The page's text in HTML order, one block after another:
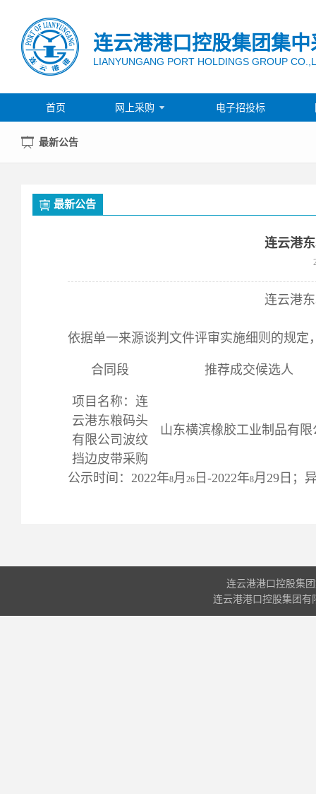
连云港港口控股集团集
LIANYUNGANG PORT HOLDINGS GROUP
首页 网上采购  电子招投标
最新公告
最新公告
连云港
连云港
依据单一来源谈判文件评审实施细则的规
合同段 推荐成交候选人
项目名称：连
云港东粮码头
有限公司波纹
挡边皮带采购
山东横滨橡胶工业制品有限
公示时间：2022年8月 26 日 -2022年8月 29 日；
连云港港口控股集
连云港港口控股集团有